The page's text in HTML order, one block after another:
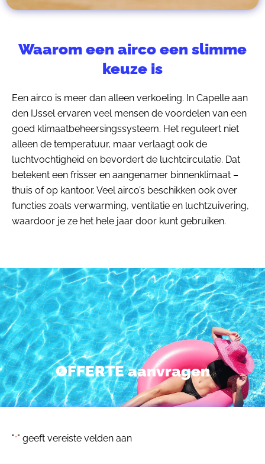
Waarom een airco een slimme
keuze is
Een airco is meer dan alleen verkoeling. In Capelle aan
den IJssel ervaren veel mensen de voordelen van een
goed klimaatbeheersingssysteem. Het reguleert niet
alleen de temperatuur, maar verlaagt ook de
luchtvochtigheid en bevordert de luchtcirculatie. Dat
betekent een frisser en aangenamer binnenklimaat –
thuis of op kantoor. Veel airco’s beschikken ook over
functies zoals verwarming, ventilatie en luchtzuivering,
waardoor je ze het hele jaar door kunt gebruiken.
OFFERTE aanvragen
"*" geeft vereiste velden aan